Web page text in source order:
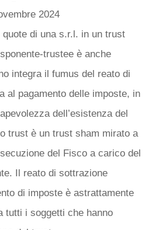
2024
di una s.r.l. in un trust
trustee è anche
integra il fumus del reato di
al pagamento delle imposte, in
dell’esistenza del
trust è un trust sham mirato a
del Fisco a carico del
Il reato di sottrazione
di imposte è astrattamente
tutti i soggetti che hanno